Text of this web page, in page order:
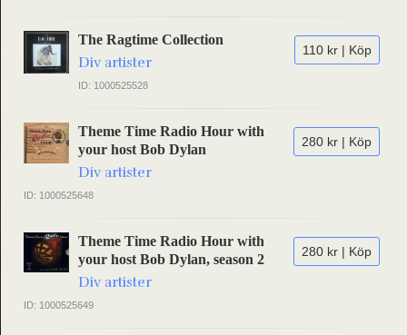
110 kr | Köp
The Ragtime Collection
Div artister
ID: 1000525528
280 kr | Köp
Theme Time Radio Hour with
your host Bob Dylan
Div artister
ID: 1000525648
280 kr | Köp
Theme Time Radio Hour with
your host Bob Dylan, season 2
Div artister
ID: 1000525649